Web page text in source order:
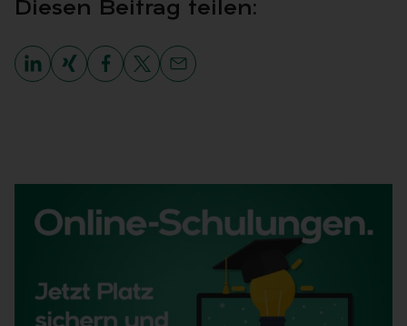
Die­sen Bei­trag tei­len: